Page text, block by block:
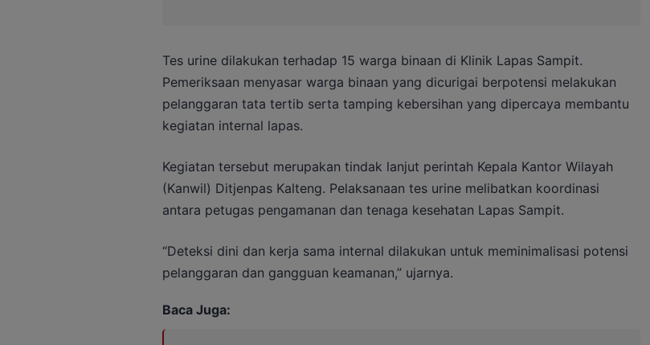
Tes urine dilakukan terhadap 15 warga binaan di Klinik Lapas Sampit.
Pemeriksaan menyasar warga binaan yang dicurigai berpotensi melakukan
pelanggaran tata tertib serta tamping kebersihan yang dipercaya membantu
kegiatan internal lapas.
Kegiatan tersebut merupakan tindak lanjut perintah Kepala Kantor Wilayah
(Kanwil) Ditjenpas Kalteng. Pelaksanaan tes urine melibatkan koordinasi
antara petugas pengamanan dan tenaga kesehatan Lapas Sampit.
“Deteksi dini dan kerja sama internal dilakukan untuk meminimalisasi potensi
pelanggaran dan gangguan keamanan,” ujarnya.
Baca Juga: